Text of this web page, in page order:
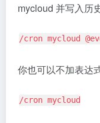
mycloud 并写入历
/cron mycloud
你也可以不加表达
/cron mycloud